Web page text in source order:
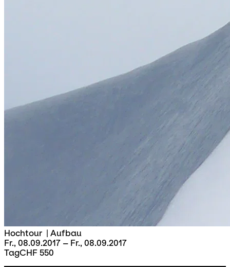
Hochtour | Aufbau
Fr., 08.09.2017 – Fr., 08.09.2017
TagCHF 550